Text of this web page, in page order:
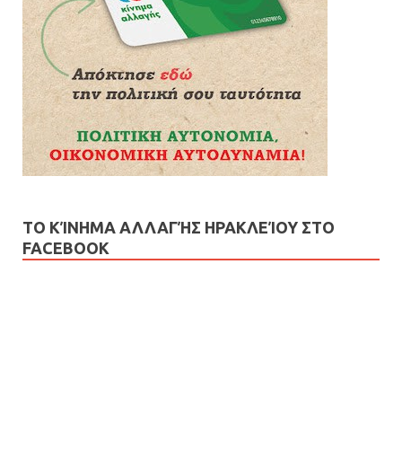
ΤΟ ΚΊΝΗΜΑ ΑΛΛΑΓΉΣ ΗΡΑΚΛΕΊΟΥ ΣΤΟ
FACEBOOK